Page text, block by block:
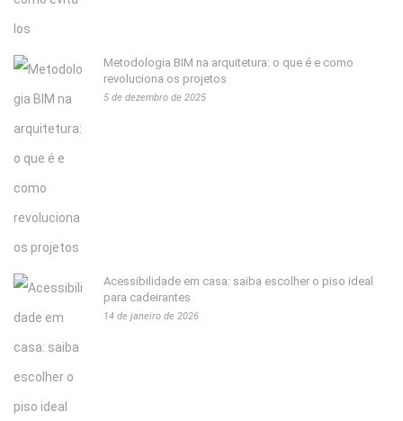
Metodologia BIM na arquitetura: o que é e como
revoluciona os projetos
5 de dezembro de 2025
Acessibilidade em casa: saiba escolher o piso ideal
para cadeirantes
14 de janeiro de 2026